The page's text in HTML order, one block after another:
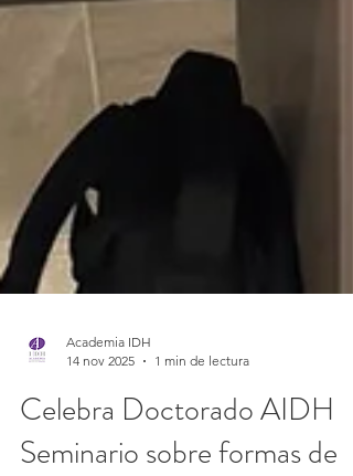
Academia IDH
14 nov 2025
1 min de lectura